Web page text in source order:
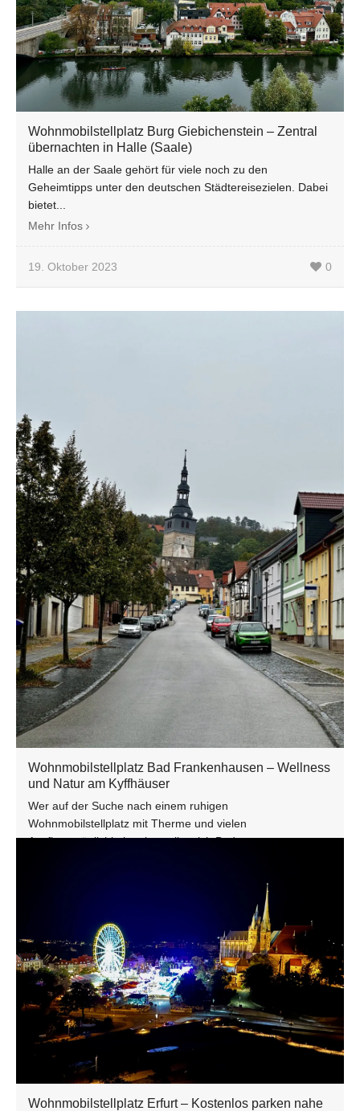
Wohnmobilstellplatz Burg Giebichenstein – Zentral
übernachten in Halle (Saale)
Halle an der Saale gehört für viele noch zu den
Geheimtipps unter den deutschen Städtereisezielen. Dabei
bietet...
Mehr Infos
19. Oktober 2023 0
Wohnmobilstellplatz Bad Frankenhausen – Wellness
und Natur am Kyffhäuser
Wer auf der Suche nach einem ruhigen
Wohnmobilstellplatz mit Therme und vielen
Ausflugsmöglichkeiten ist, sollte sich Bad...
Wohnmobilstellplatz Erfurt – Kostenlos parken nahe